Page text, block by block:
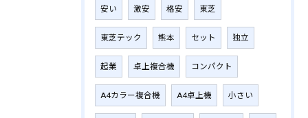
安い 激安 格安 東芝
東芝テック 熊本 セット 独立
起業 卓上複合機 コンパクト
A4カラー複合機 A4卓上機 小さい